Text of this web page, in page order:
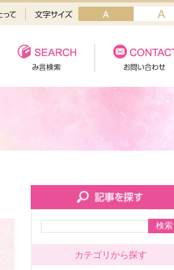
検索
カテゴリから探す